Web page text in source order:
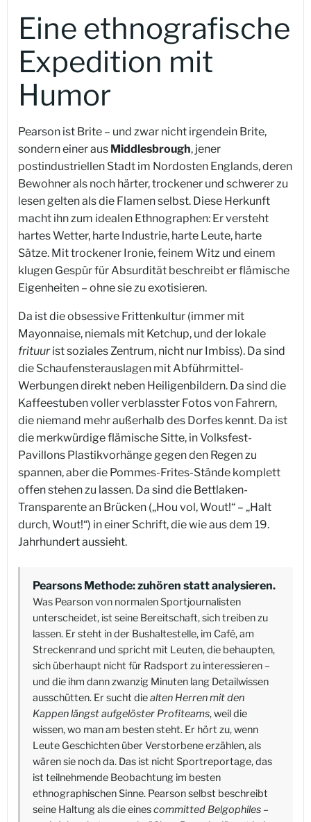
Eine ethnografische
Expedition mit
Humor
Pearson ist Brite – und zwar nicht irgendein Brite,
sondern einer aus Middlesbrough, jener
postindustriellen Stadt im Nordosten Englands, deren
Bewohner als noch härter, trockener und schwerer zu
lesen gelten als die Flamen selbst. Diese Herkunft
macht ihn zum idealen Ethnographen: Er versteht
hartes Wetter, harte Industrie, harte Leute, harte
Sätze. Mit trockener Ironie, feinem Witz und einem
klugen Gespür für Absurdität beschreibt er flämische
Eigenheiten – ohne sie zu exotisieren.
Da ist die obsessive Frittenkultur (immer mit
Mayonnaise, niemals mit Ketchup, und der lokale
frituurist soziales Zentrum, nicht nur Imbiss). Da sind
die Schaufensterauslagen mit Abführmittel-
Werbungen direkt neben Heiligenbildern. Da sind die
Kaffeestuben voller verblasster Fotos von Fahrern,
die niemand mehr außerhalb des Dorfes kennt. Da ist
die merkwürdige flämische Sitte, in Volksfest-
Pavillons Plastikvorhänge gegen den Regen zu
spannen, aber die Pommes-Frites-Stände komplett
offen stehen zu lassen. Da sind die Bettlaken-
Transparente an Brücken („Hou vol, Wout!“ – „Halt
durch, Wout!“) in einer Schrift, die wie aus dem 19.
Jahrhundert aussieht.
Pearsons Methode: zuhören statt analysieren.
Was Pearson von normalen Sportjournalisten
unterscheidet, ist seine Bereitschaft, sich treiben zu
lassen. Er steht in der Bushaltestelle, im Café, am
Streckenrand und spricht mit Leuten, die behaupten,
sich überhaupt nicht für Radsport zu interessieren –
und die ihm dann zwanzig Minuten lang Detailwissen
ausschütten. Er sucht diealten Herren mit den
Kappen längst aufgelöster Profiteams, weil die
wissen, wo man am besten steht. Er hört zu, wenn
Leute Geschichten über Verstorbene erzählen, als
wären sie noch da. Das ist nicht Sportreportage, das
ist teilnehmende Beobachtung im besten
ethnographischen Sinne. Pearson selbst beschreibt
seine Haltung als die einescommitted Belgophiles –